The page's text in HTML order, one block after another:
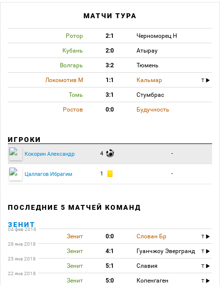
МАТЧИ ТУРА
Ротор 2:1 Черноморец Н
Кубань 2:0 Атырау
Волгарь 3:2 Тюмень
Локомотив М 1:1 Кальмар T
Томь 3:1 Стумбрас
Ростов 0:0 Будучность
ИГРОКИ
Кокорин Александр 4 -
Цаллагов Ибрагим 1 -
ПОСЛЕДНИЕ 5 МАТЧЕЙ КОМАНД
ЗЕНИТ
04 фев 2018
Зенит 0:0 Слован Бр
T
28 янв 2018
Зенит 4:1 Гуанчжоу Эвергранд
T
25 янв 2018
Зенит 5:1 Славия
T
22 янв 2018
Зенит 5:0 Копенгаген
T